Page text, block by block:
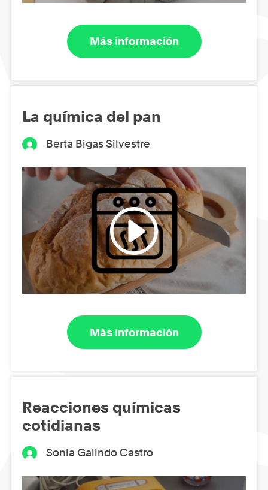
Más información
La química del pan
Berta Bigas Silvestre
Más información
Reacciones químicas
cotidianas
Sonia Galindo Castro